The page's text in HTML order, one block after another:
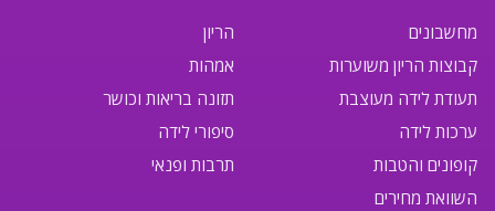
מחשבונים
קבוצות הריון משוערות
תעודת לידה מעוצבת
ערכות לידה
קופונים והטבות
השוואת מחירים
הריון
אמהות
תזונה בריאות וכושר
סיפורי לידה
תרבות ופנאי